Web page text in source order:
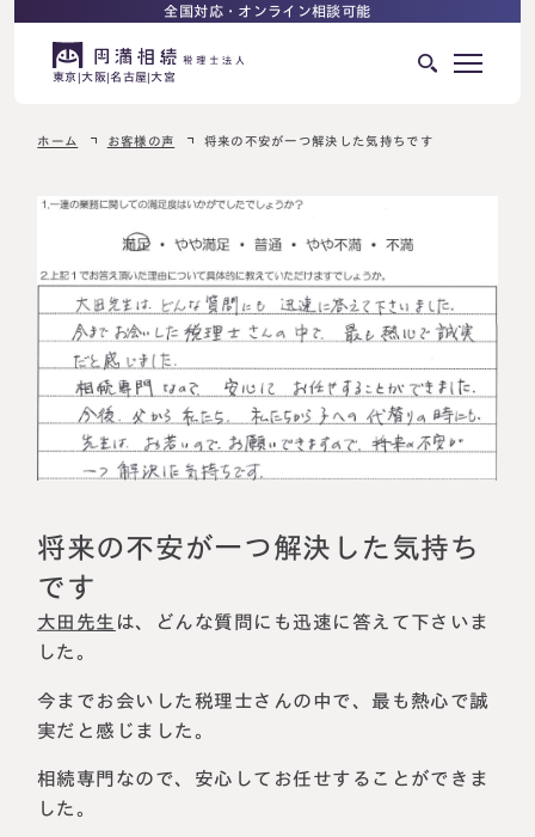
全国対応・オンライン相談可能
東京 大阪 名古屋 大宮
相続ロードマップ
はじめての方へ
ご相談の流れ
選ばれる理由
よくある質問
相続を学ぶ
相続が発生した方へ
相続税申告について
ご相談の流れ
料金表
相続に備えたい方へ
生前対策相談について
相続税試算について
料金表
選ばれる理由
ホーム お客様の声 将来の不安が一つ解決した気持ちです
将来の不安が一つ解決した気持ち
です
大田先生 は、 どんな質問にも迅速に答えて下さいま
した 。
今までお会いした税理士さんの中で、最も熱心で誠
実だと感じました 。
相続専門なので、安心してお任せすることができま
した 。